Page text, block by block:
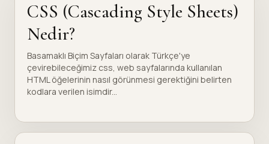
CSS (Cascading Style Sheets)
Nedir?
Basamaklı Biçim Sayfaları olarak Türkçe'ye
çevirebileceğimiz css, web sayfalarında kullanılan
HTML öğelerinin nasıl görünmesi gerektiğini belirten
kodlara verilen isimdir...